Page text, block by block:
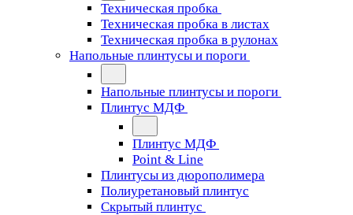
Техническая пробка
Техническая пробка в листах
Техническая пробка в рулонах
Напольные плинтусы и пороги
Напольные плинтусы и пороги
Плинтус МДФ
Плинтус МДФ
Point & Line
Плинтусы из дюрополимера
Полиуретановый плинтус
Скрытый плинтус